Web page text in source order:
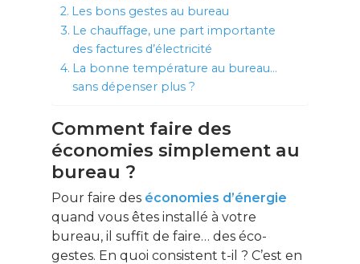
Les bons gestes au bureau
Le chauffage, une part importante
des factures d’électricité
La bonne température au bureau…
sans dépenser plus ?
Comment faire des
économies simplement au
bureau ?
Pour faire des économies d’énergie
quand vous êtes installé à votre
bureau, il suffit de faire… des éco-
gestes. En quoi consistent t-il ? C’est en